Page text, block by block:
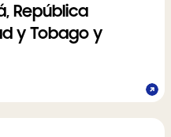
República
y Tobago y